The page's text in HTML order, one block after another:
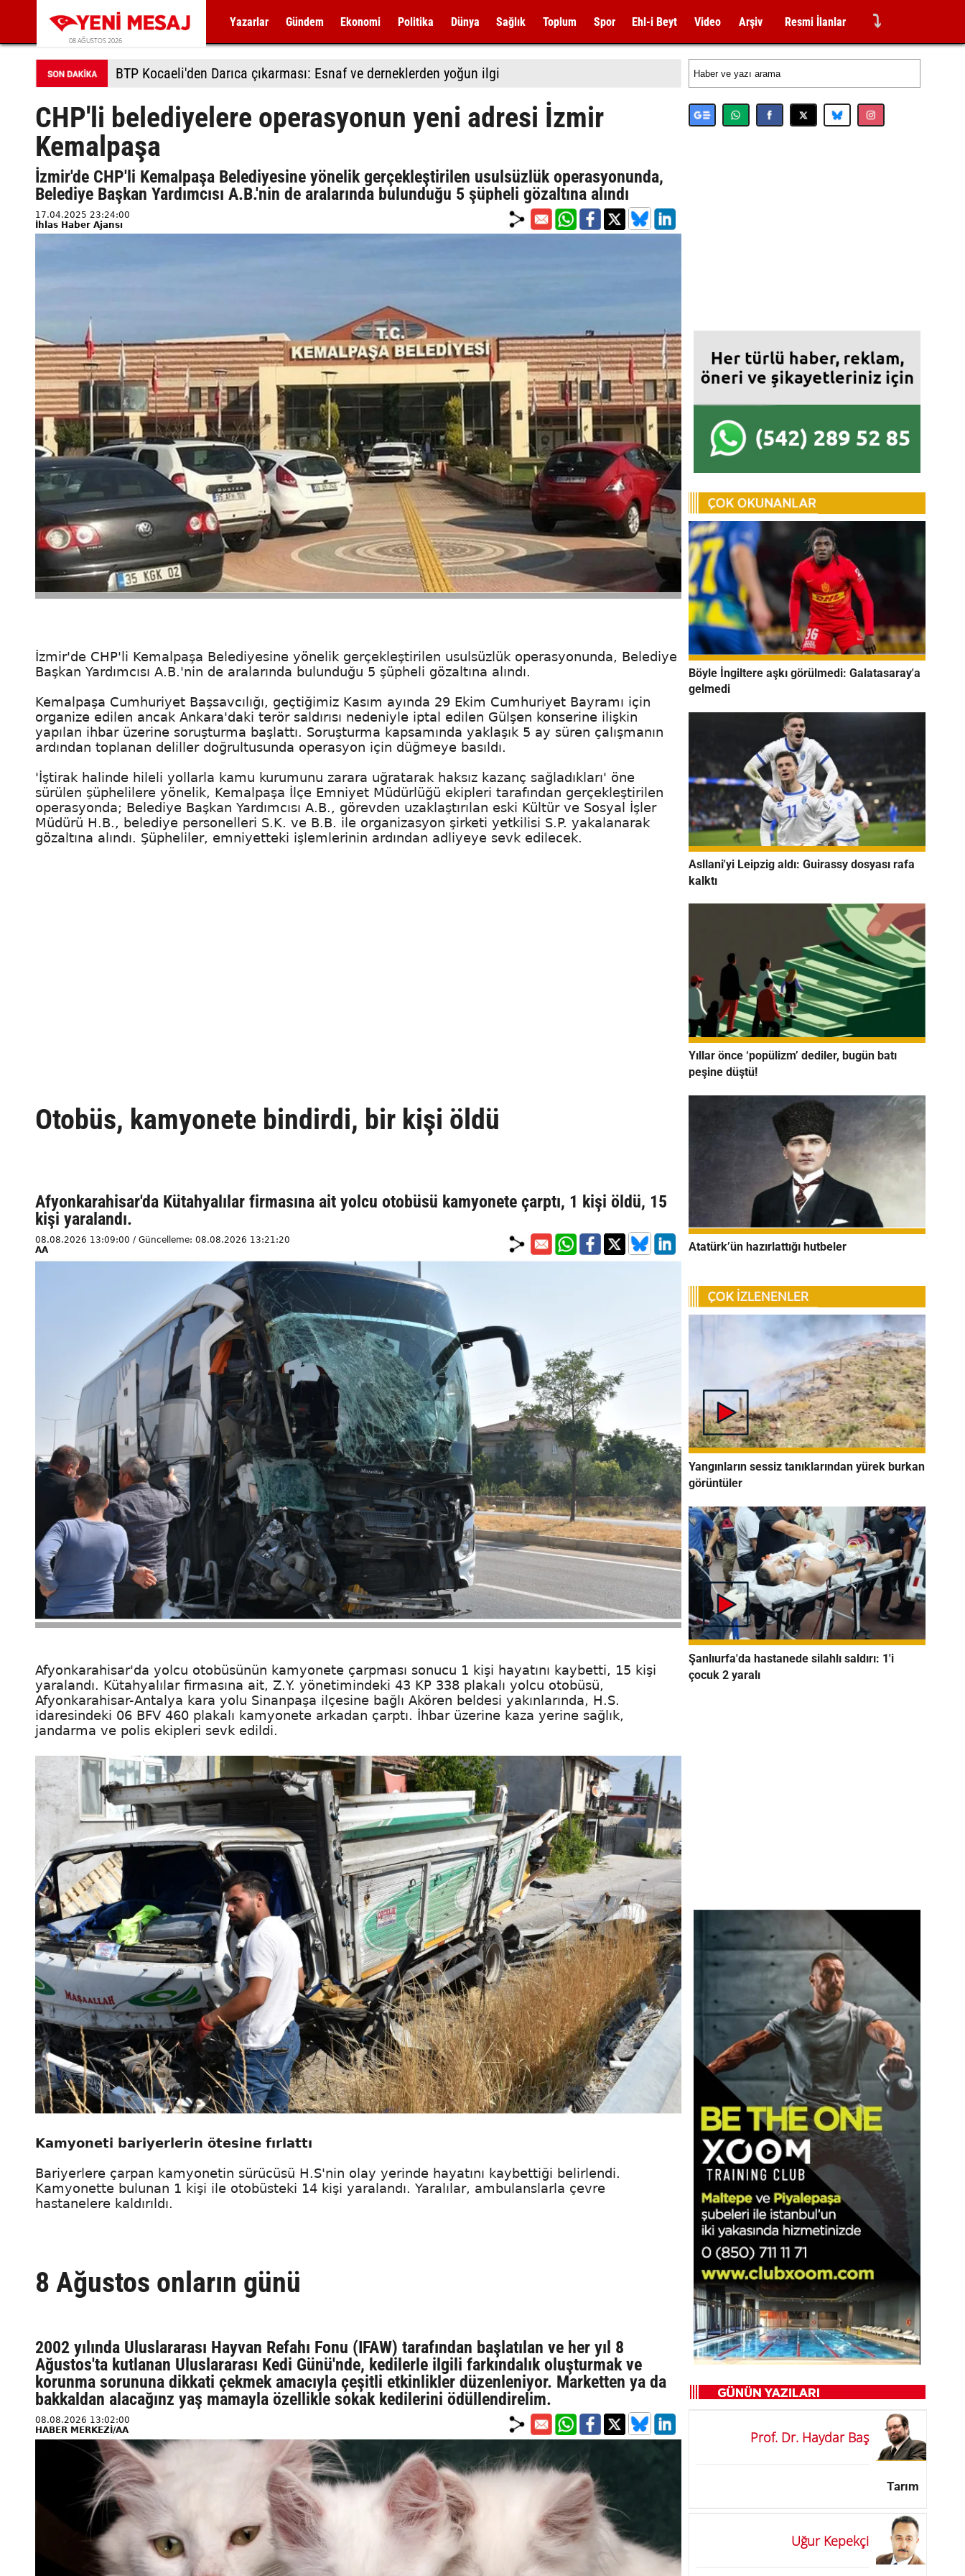
08 AĞUSTOS 2026
Yazarlar Gündem Ekonomi Politika Dünya Sağlık Toplum Spor Ehl-i Beyt Video Arşiv Resmi İlanlar ⤵
BTP Kocaeli'den Darıca çıkarması: Esnaf ve derneklerden yoğun ilgi
CHP'li belediyelere operasyonun yeni adresi İzmir
Kemalpaşa
İzmir'de CHP'li Kemalpaşa Belediyesine yönelik gerçekleştirilen usulsüzlük operasyonunda,
Belediye Başkan Yardımcısı A.B.'nin de aralarında bulunduğu 5 şüpheli gözaltına alındı
17.04.2025 23:24:00
İhlas Haber Ajansı
İzmir'de CHP'li Kemalpaşa Belediyesine yönelik gerçekleştirilen usulsüzlük operasyonunda, Belediye
Başkan Yardımcısı A.B.'nin de aralarında bulunduğu 5 şüpheli gözaltına alındı.
Kemalpaşa Cumhuriyet Başsavcılığı, geçtiğimiz Kasım ayında 29 Ekim Cumhuriyet Bayramı için
organize edilen ancak Ankara'daki terör saldırısı nedeniyle iptal edilen Gülşen konserine ilişkin
yapılan ihbar üzerine soruşturma başlattı. Soruşturma kapsamında yaklaşık 5 ay süren çalışmanın
ardından toplanan deliller doğrultusunda operasyon için düğmeye basıldı.
'İştirak halinde hileli yollarla kamu kurumunu zarara uğratarak haksız kazanç sağladıkları' öne
sürülen şüphelilere yönelik, Kemalpaşa İlçe Emniyet Müdürlüğü ekipleri tarafından gerçekleştirilen
operasyonda; Belediye Başkan Yardımcısı A.B., görevden uzaklaştırılan eski Kültür ve Sosyal İşler
Müdürü H.B., belediye personelleri S.K. ve B.B. ile organizasyon şirketi yetkilisi S.P. yakalanarak
gözaltına alındı. Şüpheliler, emniyetteki işlemlerinin ardından adliyeye sevk edilecek.
Otobüs, kamyonete bindirdi, bir kişi öldü
Afyonkarahisar'da Kütahyalılar firmasına ait yolcu otobüsü kamyonete çarptı, 1 kişi öldü, 15
kişi yaralandı.
08.08.2026 13:09:00 / Güncelleme: 08.08.2026 13:21:20
AA
Afyonkarahisar'da yolcu otobüsünün kamyonete çarpması sonucu 1 kişi hayatını kaybetti, 15 kişi
yaralandı. Kütahyalılar firmasına ait, Z.Y. yönetimindeki 43 KP 338 plakalı yolcu otobüsü,
Afyonkarahisar-Antalya kara yolu Sinanpaşa ilçesine bağlı Akören beldesi yakınlarında, H.S.
idaresindeki 06 BFV 460 plakalı kamyonete arkadan çarptı. İhbar üzerine kaza yerine sağlık,
jandarma ve polis ekipleri sevk edildi.
Kamyoneti bariyerlerin ötesine fırlattı
Bariyerlere çarpan kamyonetin sürücüsü H.S'nin olay yerinde hayatını kaybettiği belirlendi.
Kamyonette bulunan 1 kişi ile otobüsteki 14 kişi yaralandı. Yaralılar, ambulanslarla çevre
hastanelere kaldırıldı.
8 Ağustos onların günü
2002 yılında Uluslararası Hayvan Refahı Fonu (IFAW) tarafından başlatılan ve her yıl 8
Ağustos'ta kutlanan Uluslararası Kedi Günü'nde, kedilerle ilgili farkındalık oluşturmak ve
korunma sorununa dikkati çekmek amacıyla çeşitli etkinlikler düzenleniyor. Marketten ya da
bakkaldan alacağınz yaş mamayla özellikle sokak kedilerini ödüllendirelim.
08.08.2026 13:02:00
HABER MERKEZİ/AA
Böyle İngiltere aşkı görülmedi: Galatasaray'a
gelmedi
Asllani'yi Leipzig aldı: Guirassy dosyası rafa
kalktı
Yıllar önce ‘popülizm’ dediler, bugün batı
peşine düştü!
Atatürk’ün hazırlattığı hutbeler
Yangınların sessiz tanıklarından yürek burkan
görüntüler
Şanlıurfa'da hastanede silahlı saldırı: 1'i
çocuk 2 yaralı
Prof. Dr. Haydar Baş
Tarım
Uğur Kepekçi